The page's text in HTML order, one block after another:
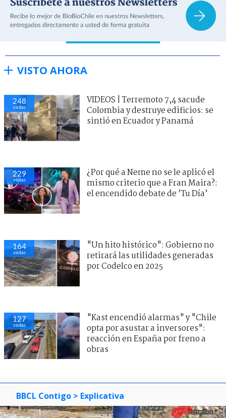
VISTO AHORA
248
visitas
VIDEOS | Terremoto 7,4 sacude
Colombia y destruye edificios: se
sintió en Ecuador y Panamá
229
visitas
¿Por qué a Neme no se le aplicó el
mismo criterio que a Fran Maira?:
el encendido debate de ’Tu Día’
164
visitas
"Un hito histórico": Gobierno no
retirará las utilidades generadas
por Codelco en 2025
127
visitas
"Kast encendió alarmas" y "Chile
opta por asustar a inversores":
reacción en España por freno a
obras
BBCL Contigo > Explicativa